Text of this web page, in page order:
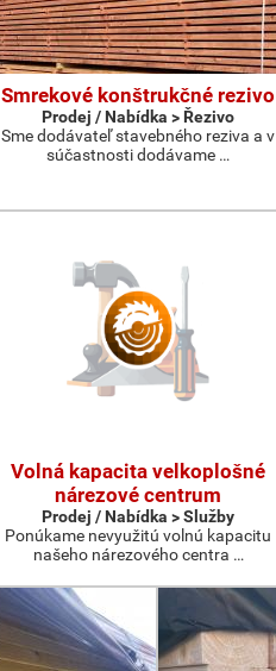
Smrekové konštrukčné rezivo
Prodej / Nabídka > Řezivo
Sme dodávateľ stavebného reziva a v
súčastnosti dodávame …
Volná kapacita velkoplošné
nárezové centrum
Prodej / Nabídka > Služby
Ponúkame nevyužitú volnú kapacitu
našeho nárezového centra …